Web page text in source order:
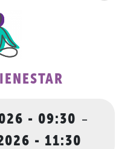
- 09:30 -
- 11:30